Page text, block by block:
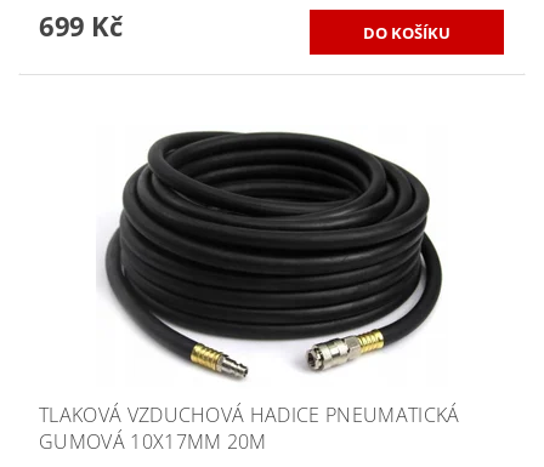
699 Kč
TLAKOVÁ VZDUCHOVÁ HADICE PNEUMATICKÁ
GUMOVÁ 10X17MM 20M